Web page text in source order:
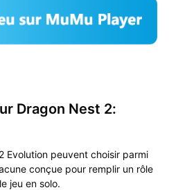
Dragon Nest 2:
Evolution peuvent choisir parmi
conçue pour remplir un rôle
jeu en solo.